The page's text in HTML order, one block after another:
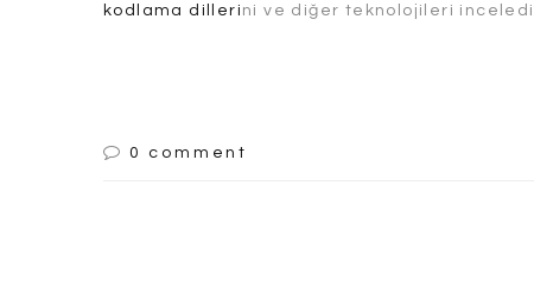
kodlama dilleri ni ve diğer teknolojileri
0 comment